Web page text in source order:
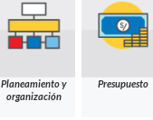
Planeamiento y
organización
Presupuesto